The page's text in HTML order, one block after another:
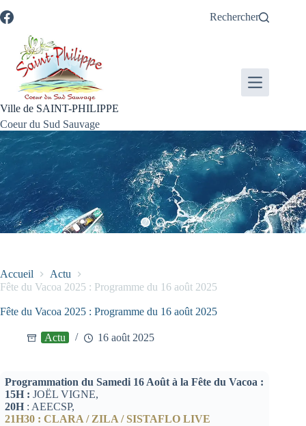
au
au
à
recherche
au
Rechercher
Ville de SAINT-PHILIPPE
Coeur du Sud Sauvage
Accueil
Actu
Fête du Vacoa 2025 : Programme du 16 août 2025
Fête du Vacoa 2025 : Programme du 16 août 2025
Actu 16 août 2025
Programmation du Samedi 16 Août à la Fête du Vacoa :
15H : JOËL VIGNE,
20H : AEECSP,
21H30 : CLARA / ZILA / SISTAFLO LIVE